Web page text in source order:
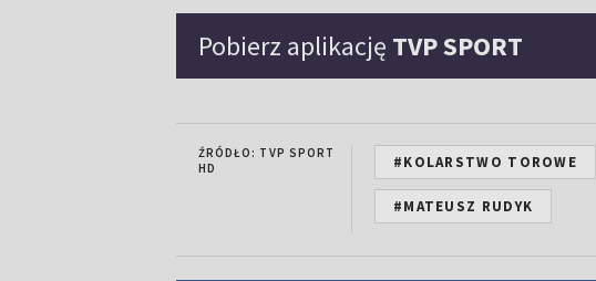
Pobierz aplikację TVP SPORT
ŹRÓDŁO: TVP SPORT
HD
#KOLARSTWO TOROWE
#MATEUSZ RUDYK